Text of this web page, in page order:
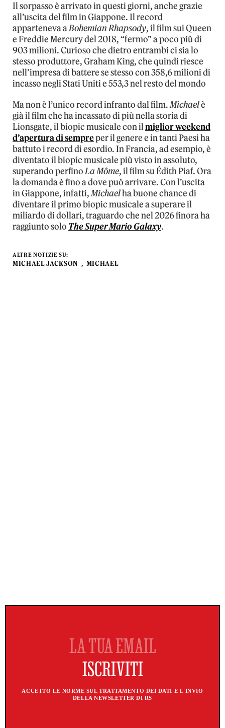
Il sorpasso è arrivato in questi giorni, anche grazie
all’uscita del film in Giappone. Il record
apparteneva aBohemian Rhapsody, il film sui Queen
e Freddie Mercury del 2018, “fermo” a poco più di
903 milioni. Curioso che dietro entrambi ci sia lo
stesso produttore, Graham King, che quindi riesce
nell’impresa di battere se stesso con 358,6 milioni di
incasso negli Stati Uniti e 553,3 nel resto del mondo
Ma non è l’unico record infranto dal film.Michaelè
già il film che ha incassato di più nella storia di
Lionsgate, il biopic musicale con ilmiglior weekend
d’apertura di sempreper il genere e in tanti Paesi ha
battuto i record di esordio. In Francia, ad esempio, è
diventato il biopic musicale più visto in assoluto,
superando perfinoLa Môme, il film su Édith Piaf. Ora
la domanda è fino a dove può arrivare. Con l’uscita
in Giappone, infatti,Michaelha buone chance di
diventare il primo biopic musicale a superare il
miliardo di dollari, traguardo che nel 2026 finora ha
raggiunto solo The Super Mario Galaxy.
ALTRE NOTIZIE SU:
MICHAEL JACKSON MICHAEL
ACCETTO LE NORME SUL TRATTAMENTO DEI DATI E L'INVIO
DELLA NEWSLETTER DI RS